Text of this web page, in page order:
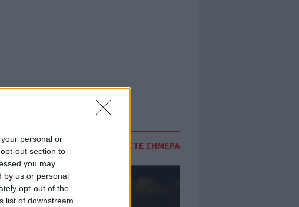
personal or
out section to
you may
by us or personal
opt-out of the
list of downstream
ΔΙΑΒΑΣΤΕ ΣΗΜΕΡΑ